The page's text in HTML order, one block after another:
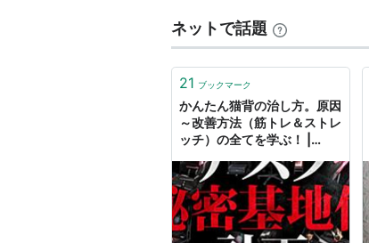
ネットで話題
21 ブックマーク
かんたん猫背の治し方。原因
～改善方法（筋トレ＆ストレ
ッチ）の全てを学ぶ！ |